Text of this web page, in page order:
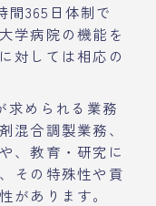
間365日体制で
学病院の機能を
対しては相応の
求められる業務
混合調製業務、
、教育・研究に
その特殊性や貢
があります。